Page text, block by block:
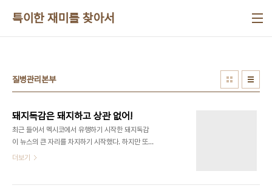
특이한 재미를 찾아서
질병관리본부
돼지독감은 돼지하고 상관 없어!
최근 들어서 멕시코에서 유행하기 시작한 돼지독감
이 뉴스의 큰 자리를 차지하기 시작했다. 하지만 또
무식한 기자들이 엉뚱한 기사를 남발해서 대중들을
더보기